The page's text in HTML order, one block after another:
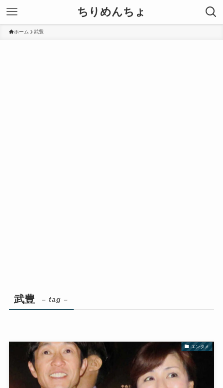
ちりめんちょ
ホーム 武豊
武豊 – tag –
エンタメ